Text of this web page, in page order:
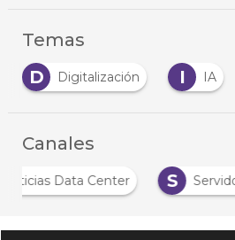
Temas
I
IA I Inteligencia
Canales
N
Noticias Data Center S